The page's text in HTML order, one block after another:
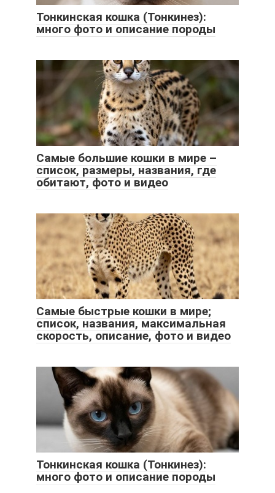
Тонкинская кошка (Тонкинез):
много фото и описание породы
Самые большие кошки в мире –
список, размеры, названия, где
обитают, фото и видео
Самые быстрые кошки в мире;
список, названия, максимальная
скорость, описание, фото и видео
Тонкинская кошка (Тонкинез):
много фото и описание породы